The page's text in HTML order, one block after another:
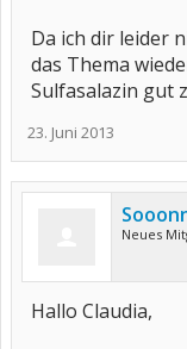
Da ich dir leider
das Thema
Sulfasalazin gut
23. Juni 2013
Neues
Hallo Claudia,